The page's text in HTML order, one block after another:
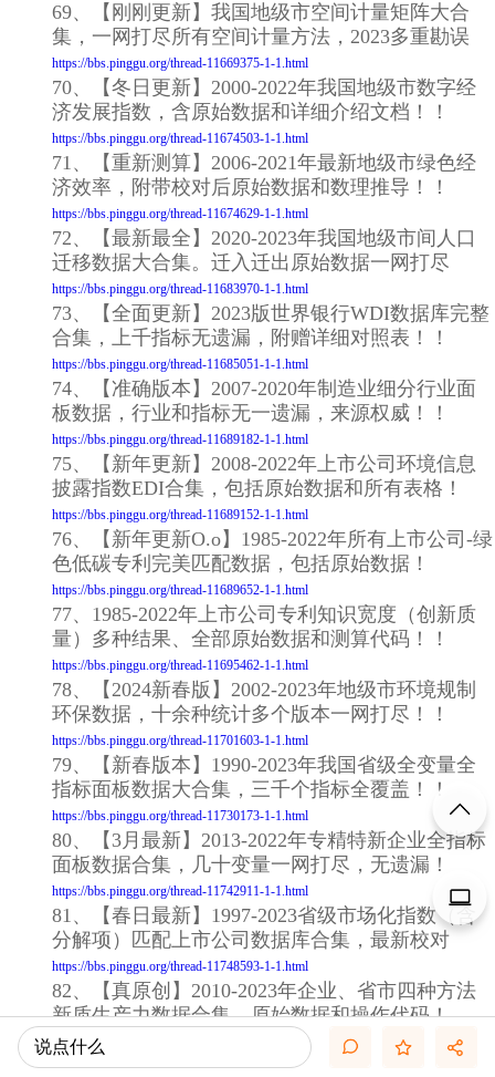
69、【刚刚更新】我国地级市空间计量矩阵大合
集，一网打尽所有空间计量方法，2023多重勘误
https://bbs.pinggu.org/thread-11669375-1-1.html
70、【冬日更新】2000-2022年我国地级市数字经
济发展指数，含原始数据和详细介绍文档！！
https://bbs.pinggu.org/thread-11674503-1-1.html
71、【重新测算】2006-2021年最新地级市绿色经
济效率，附带校对后原始数据和数理推导！！
https://bbs.pinggu.org/thread-11674629-1-1.html
72、【最新最全】2020-2023年我国地级市间人口
迁移数据大合集。迁入迁出原始数据一网打尽
https://bbs.pinggu.org/thread-11683970-1-1.html
73、【全面更新】2023版世界银行WDI数据库完整
合集，上千指标无遗漏，附赠详细对照表！！
https://bbs.pinggu.org/thread-11685051-1-1.html
74、【准确版本】2007-2020年制造业细分行业面
板数据，行业和指标无一遗漏，来源权威！！
https://bbs.pinggu.org/thread-11689182-1-1.html
75、【新年更新】2008-2022年上市公司环境信息
披露指数EDI合集，包括原始数据和所有表格！
https://bbs.pinggu.org/thread-11689152-1-1.html
76、【新年更新O.o】1985-2022年所有上市公司-绿
色低碳专利完美匹配数据，包括原始数据！
https://bbs.pinggu.org/thread-11689652-1-1.html
77、1985-2022年上市公司专利知识宽度（创新质
量）多种结果、全部原始数据和测算代码！！
https://bbs.pinggu.org/thread-11695462-1-1.html
78、【2024新春版】2002-2023年地级市环境规制
环保数据，十余种统计多个版本一网打尽！！
https://bbs.pinggu.org/thread-11701603-1-1.html
79、【新春版本】1990-2023年我国省级全变量全
指标面板数据大合集，三千个指标全覆盖！！
https://bbs.pinggu.org/thread-11730173-1-1.html
80、【3月最新】2013-2022年专精特新企业全指标
面板数据合集，几十变量一网打尽，无遗漏！
https://bbs.pinggu.org/thread-11742911-1-1.html
81、【春日最新】1997-2023省级市场化指数（含
分解项）匹配上市公司数据库合集，最新校对
https://bbs.pinggu.org/thread-11748593-1-1.html
82、【真原创】2010-2023年企业、省市四种方法
新质生产力数据合集，原始数据和操作代码！
https://bbs.pinggu.org/thread-11770054-1-1.html
83、【4月最新合集】1954-2024年全国和省级新质
说点什么